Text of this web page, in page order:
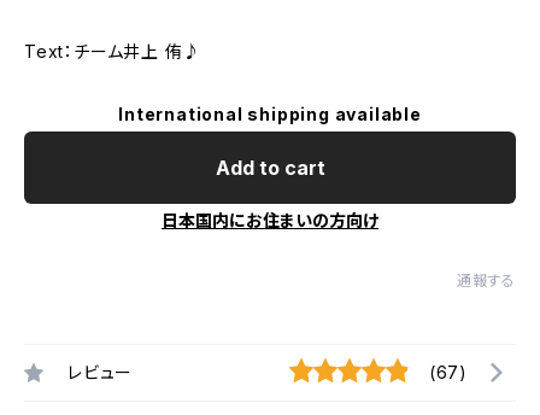
Text：チーム井上 侑♪
International shipping available
Add to cart
日本国内にお住まいの方向け
通報する
レビュー (67)